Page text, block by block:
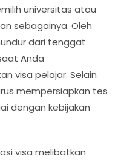
universitas atau
sebagainya. Oleh
dari tenggat
Anda
visa pelajar. Selain
mempersiapkan tes
dengan kebijakan
visa melibatkan